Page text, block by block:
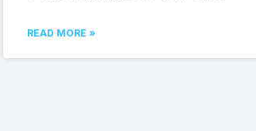
READ MORE »